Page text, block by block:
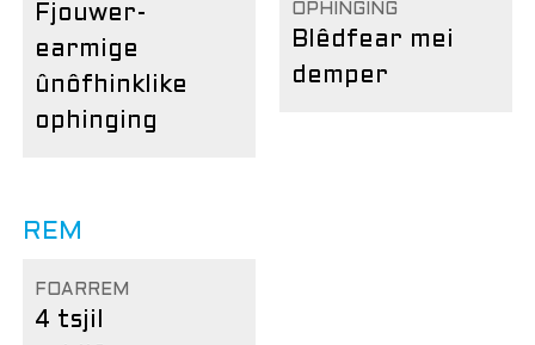
Fjouwer-
earmige
ûnôfhinklike
ophinging
OPHINGING
Blêdfear mei
demper
REM
FOARREM
4 tsjil